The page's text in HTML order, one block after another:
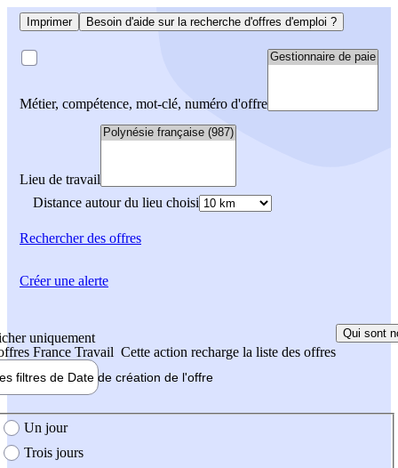
Imprimer Besoin d'aide sur la recherche d'offres d'emploi ?
Métier, compétence, mot-clé, numéro d'offre
Lieu de travail
Distance autour du lieu choisi
Rechercherdes offres
uniquement
France Travail Cette action recharge la liste des offres
Qui sont
filtres de Date de création de l'offre
création de l'offre
Un jour
Trois jours
Créer une alerte